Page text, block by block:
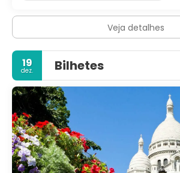
Veja detalhes
19
dez. Bilhetes